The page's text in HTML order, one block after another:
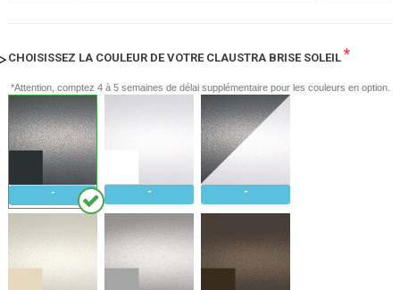
CHOISISSEZ LA COULEUR DE VOTRE CLAUSTRA BRISE SOLEIL *
*Attention, comptez 4 à 5 semaines de délai supplémentaire pour les couleurs en option.